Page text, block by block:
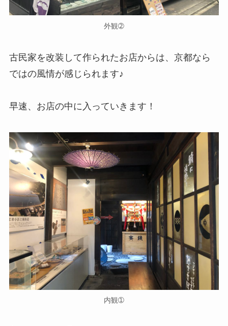
外観➁
古民家を改装して作られたお店からは、京都なら
ではの風情が感じられます♪
早速、お店の中に入っていきます！
内観➀